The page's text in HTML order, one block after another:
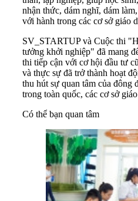
nhận thức, dám nghĩ, dám
với hành trong các cơ sở giáo
SV_STARTUP và Cuộc thi
tưởng khởi nghiệp" đã mang
thi tiếp cận với cơ hội đầu tư
và thực sự đã trở thành hoạt
thu hút sự quan tâm của đông
trong toàn quốc, các cơ sở
Có thể bạn quan tâm